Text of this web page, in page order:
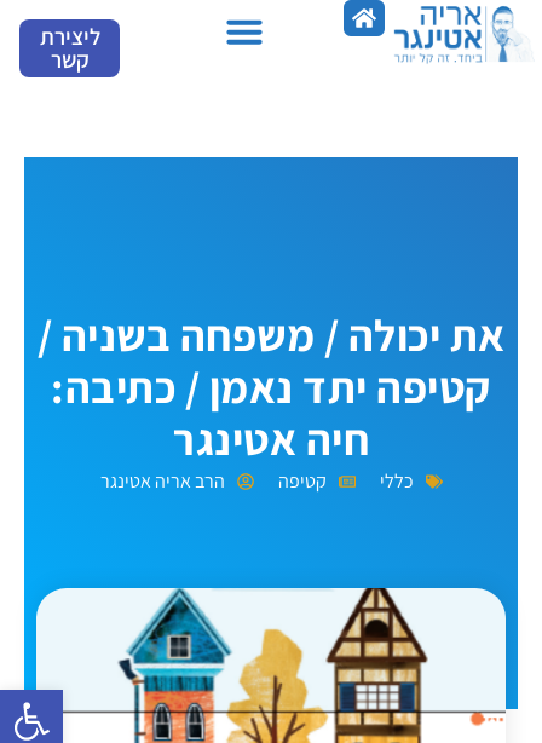
פתח
דילוג
לתוכן
ליצירת
קשר
את יכולה / משפחה בשניה /
קטיפה יתד נאמן / כתיבה:
חיה אטינגר
כללי קטיפה הרב אריה אטינגר